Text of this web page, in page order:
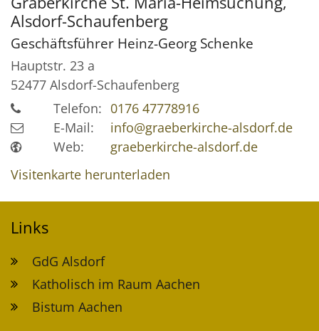
Alsdorf-Schaufenberg
Geschäftsführer Heinz-Georg Schenke
Hauptstr. 23 a
52477 Alsdorf-Schaufenberg
Telefon: 0176 47778916
E-Mail:
info@graeberkirche-alsdorf.de
Web:
graeberkirche-alsdorf.de
Visitenkarte herunterladen
Links
GdG Alsdorf
Katholisch im Raum Aachen
Bistum Aachen